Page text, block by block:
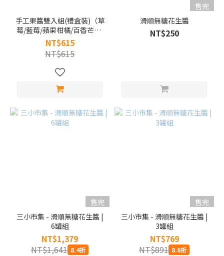
手工果醬雙入組(禮盒裝)（草
莓/藍莓/蘋果柑橘/百香芒芒/
蘋安旺來）｜果立果醬工作
室｜林果園【產地直送含運
組】
NT$615
NT$615
售完
滑順無糖花生醬
NT$250
售完
三小市集 - 滑順無糖花生醬 |
6罐組
NT$1,379
NT$1,641 8.4折
售完
三小市集 - 滑順無糖花生醬 |
3罐組
NT$769
NT$891 8.6折